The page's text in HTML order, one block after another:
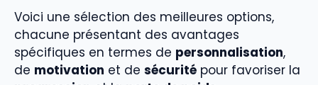
Voici une sélection des meilleures options,
chacune présentant des avantages
spécifiques en termes de personnalisation,
de motivation et de sécurité pour favoriser la